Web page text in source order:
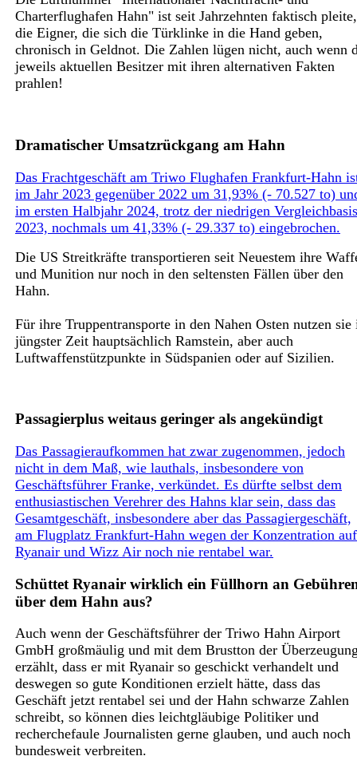
Charterflughafen Hahn" ist seit Jahrzehnten faktisch pleite,
die Eigner, die sich die Türklinke in die Hand geben,
chronisch in Geldnot. Die Zahlen lügen nicht, auch wenn
jeweils aktuellen Besitzer mit ihren alternativen Fakten
prahlen!
Dramatischer Umsatzrückgang am Hahn
Das Frachtgeschäft am Triwo Flughafen Frankfurt-Hahn
im Jahr 2023 gegenüber 2022 um 31,93% (- 70.527 to)
im ersten Halbjahr 2024, trotz der niedrigen Vergleichbasis
2023, nochmals um 41,33% (- 29.337 to) eingebrochen.
Die US Streitkräfte transportieren seit Neuestem ihre
und Munition nur noch in den seltensten Fällen über den
Hahn.
Für ihre Truppentransporte in den Nahen Osten nutzen sie
jüngster Zeit hauptsächlich Ramstein, aber auch
Luftwaffenstützpunkte in Südspanien oder auf Sizilien.
Passagierplus weitaus geringer als angekündigt
Das Passagieraufkommen hat zwar zugenommen, jedoch
nicht in dem Maß, wie lauthals, insbesondere von
Geschäftsführer Franke, verkündet. Es dürfte selbst dem
enthusiastischen Verehrer des Hahns klar sein, dass das
Gesamtgeschäft, insbesondere aber das Passagiergeschäft,
am Flugplatz Frankfurt-Hahn wegen der Konzentration auf
Ryanair und Wizz Air noch nie rentabel war.
Schüttet Ryanair wirklich ein Füllhorn an
über dem Hahn aus?
Auch wenn der Geschäftsführer der Triwo Hahn Airport
GmbH großmäulig und mit dem Brustton der
erzählt, dass er mit Ryanair so geschickt verhandelt und
deswegen so gute Konditionen erzielt hätte, dass das
Geschäft jetzt rentabel sei und der Hahn schwarze Zahlen
schreibt, so können dies leichtgläubige Politiker und
recherchefaule Journalisten gerne glauben, und auch noch
bundesweit verbreiten.